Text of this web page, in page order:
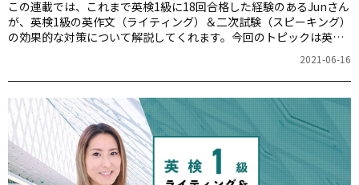
この連載では、これまで英検1級に18回合格した経験のあるJunさん
が、英検1級の英作文（ライティング）＆二次試験（スピーキング）
の効果的な対策について解説してくれます。今回のトピックは英作
2021-06-16